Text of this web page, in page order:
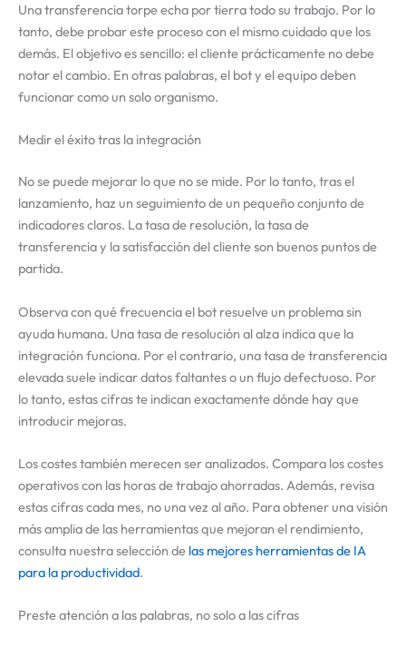
Una transferencia torpe echa por tierra todo su trabajo. Por lo
tanto, debe probar este proceso con el mismo cuidado que los
demás. El objetivo es sencillo: el cliente prácticamente no debe
notar el cambio. En otras palabras, el bot y el equipo deben
funcionar como un solo organismo.
Medir el éxito tras la integración
No se puede mejorar lo que no se mide. Por lo tanto, tras el
lanzamiento, haz un seguimiento de un pequeño conjunto de
indicadores claros. La tasa de resolución, la tasa de
transferencia y la satisfacción del cliente son buenos puntos de
partida.
Observa con qué frecuencia el bot resuelve un problema sin
ayuda humana. Una tasa de resolución al alza indica que la
integración funciona. Por el contrario, una tasa de transferencia
elevada suele indicar datos faltantes o un flujo defectuoso. Por
lo tanto, estas cifras te indican exactamente dónde hay que
introducir mejoras.
Los costes también merecen ser analizados. Compara los costes
operativos con las horas de trabajo ahorradas. Además, revisa
estas cifras cada mes, no una vez al año. Para obtener una visión
más amplia de las herramientas que mejoran el rendimiento,
consulta nuestra selección de las mejores herramientas de IA
para la productividad.
Preste atención a las palabras, no solo a las cifras